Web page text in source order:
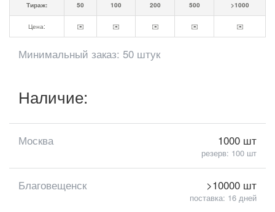
Тираж: 50 100 200 500 >1000
Цена: ✉️ ✉️ ✉️ ✉️ ✉️
Минимальный заказ: 50 штук
Наличие:
Москва 1000 шт
резерв: 100 шт
Благовещенск >10000 шт
поставка: 16 дней